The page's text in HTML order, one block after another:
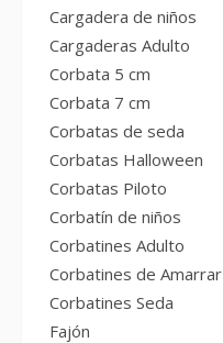
Cargadera de niños
Cargaderas Adulto
Corbata 5 cm
Corbata 7 cm
Corbatas de seda
Corbatas Halloween
Corbatas Piloto
Corbatín de niños
Corbatines Adulto
Corbatines de Amarrar
Corbatines Seda
Fajón